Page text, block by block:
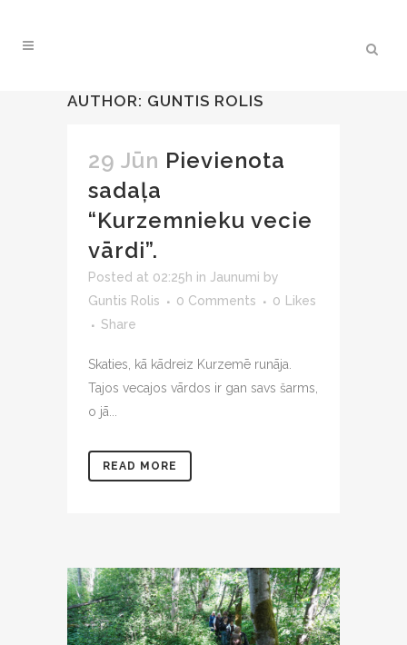
AUTHOR: GUNTIS ROLIS
29 Jūn Pievienota
sadaļa
“Kurzemnieku vecie
vārdi”.
Posted at 02:25h in Jaunumi by
Guntis Rolis
0 Comments 0
Likes
Share
Skaties, kā kādreiz Kurzemē runāja.
Tajos vecajos vārdos ir gan savs šarms,
o jā...
READ MORE